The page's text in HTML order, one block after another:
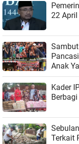
22
Anak
Kader
Terkait